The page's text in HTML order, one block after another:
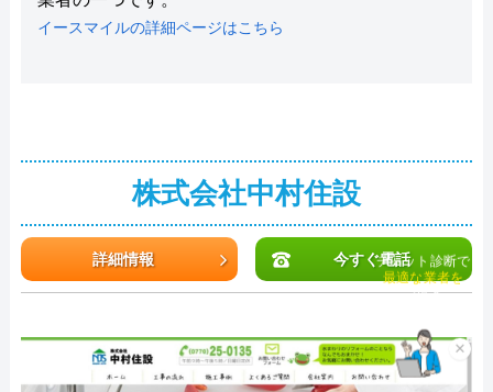
イースマイルの詳細ページはこちら
株式会社中村住設
詳細情報 今すぐ電話
×
チャット診断で
最適な業者を
ご提案